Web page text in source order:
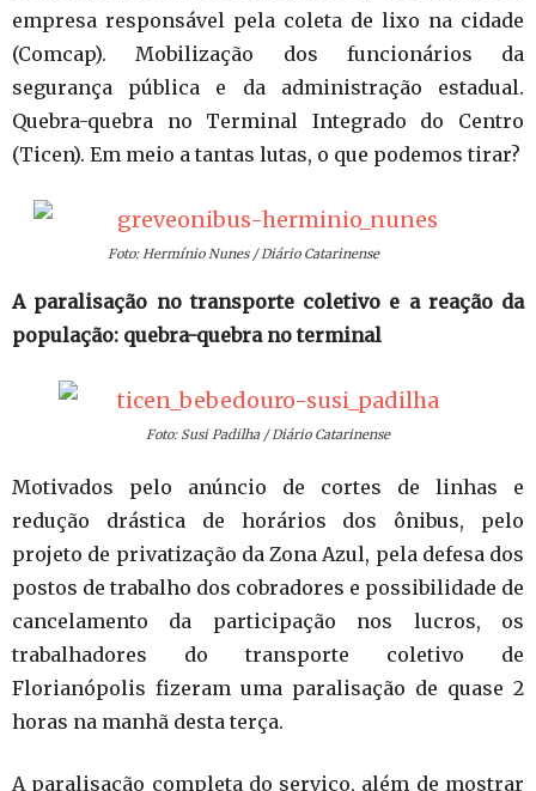
empresa responsável pela coleta de lixo na cidade
(Comcap). Mobilização dos funcionários da
segurança pública e da administração estadual.
Quebra-quebra no Terminal Integrado do Centro
(Ticen). Em meio a tantas lutas, o que podemos tirar?
Foto: Hermínio Nunes / Diário Catarinense
A paralisação no transporte coletivo e a reação da
população: quebra-quebra no terminal
Foto: Susi Padilha / Diário Catarinense
Motivados pelo anúncio de cortes de linhas e
redução drástica de horários dos ônibus, pelo
projeto de privatização da Zona Azul, pela defesa dos
postos de trabalho dos cobradores e possibilidade de
cancelamento da participação nos lucros, os
trabalhadores do transporte coletivo de
Florianópolis fizeram uma paralisação de quase 2
horas na manhã desta terça.
A paralisação completa do serviço, além de mostrar